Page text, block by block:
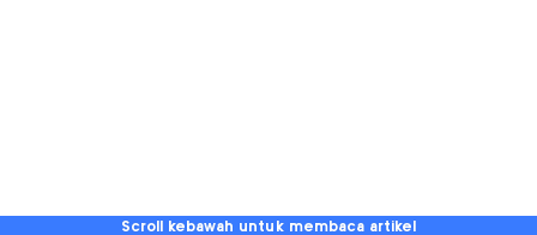
Scroll kebawah untuk membaca artikel